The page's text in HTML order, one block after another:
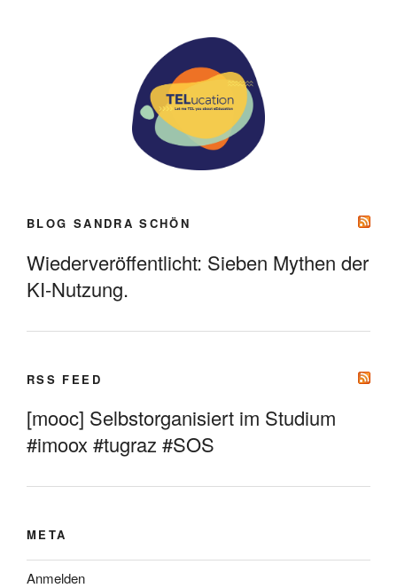
BLOG SANDRA SCHÖN
Wiederveröffentlicht: Sieben Mythen der
KI-Nutzung.
RSS FEED
[mooc] Selbstorganisiert im Studium
#imoox #tugraz #SOS
META
Anmelden